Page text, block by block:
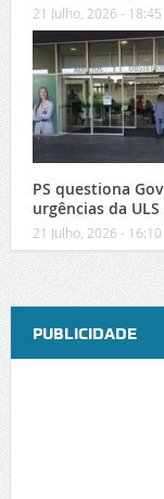
21 Julho, 2026 - 18:45
PS questiona
urgências da
21 Julho, 2026 - 16:10
PUBLICIDADE